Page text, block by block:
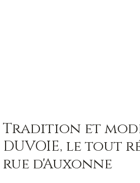
Tradition et
DUVOIE, le tout
rue d'Auxonne